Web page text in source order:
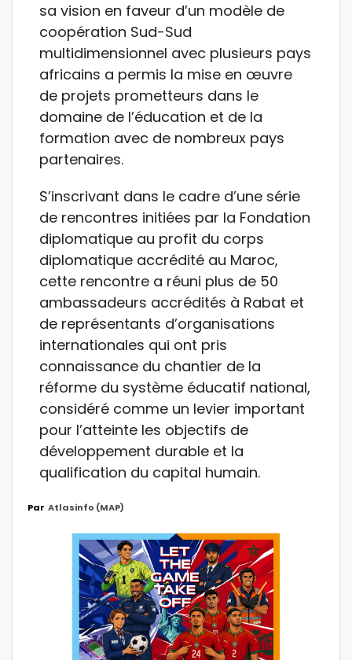
sa vision en faveur d’un modèle de
coopération Sud-Sud
multidimensionnel avec plusieurs pays
africains a permis la mise en œuvre
de projets prometteurs dans le
domaine de l’éducation et de la
formation avec de nombreux pays
partenaires.
S’inscrivant dans le cadre d’une série
de rencontres initiées par la Fondation
diplomatique au profit du corps
diplomatique accrédité au Maroc,
cette rencontre a réuni plus de 50
ambassadeurs accrédités à Rabat et
de représentants d’organisations
internationales qui ont pris
connaissance du chantier de la
réforme du système éducatif national,
considéré comme un levier important
pour l’atteinte les objectifs de
développement durable et la
qualification du capital humain.
Par Atlasinfo (MAP)